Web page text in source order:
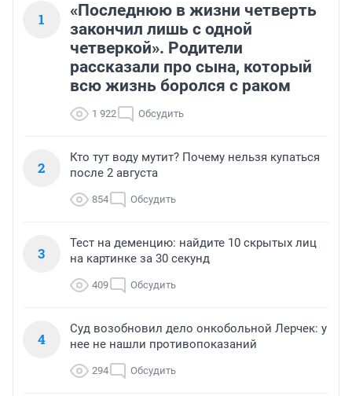
1
«Последнюю в жизни четверть
закончил лишь с одной
четверкой». Родители
рассказали про сына, который
всю жизнь боролся с раком
1 922 Обсудить
2
Кто тут воду мутит? Почему нельзя купаться
после 2 августа
854 Обсудить
3
Тест на деменцию: найдите 10 скрытых лиц
на картинке за 30 секунд
409 Обсудить
4
Суд возобновил дело онкобольной Лерчек: у
нее не нашли противопоказаний
294 Обсудить